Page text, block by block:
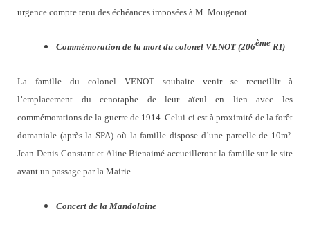
urgence compte tenu des échéances imposées à M. Mougenot.
Commémoration de la mort du colonel VENOT (206ème RI)
La famille du colonel VENOT souhaite venir se recueillir à
l’emplacement du cenotaphe de leur aïeul en lien avec les
commémorations de la guerre de 1914. Celui-ci est à proximité de la forêt
domaniale (après la SPA) où la famille dispose d’une parcelle de 10m².
Jean-Denis Constant et Aline Bienaimé accueilleront la famille sur le site
avant un passage par la Mairie.
Concert de la Mandolaine